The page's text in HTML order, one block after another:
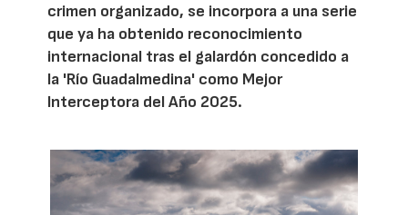
crimen organizado, se incorpora a una serie
que ya ha obtenido reconocimiento
internacional tras el galardón concedido a
la 'Río Guadalmedina' como Mejor
Interceptora del Año 2025.